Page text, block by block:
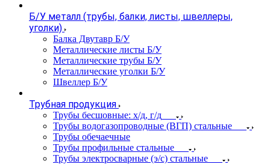
Б/У металл (трубы, балки, листы, швеллеры,
уголки)
Балка Двутавр Б/У
Металлические листы Б/У
Металлические трубы Б/У
Металлические уголки Б/У
Швеллер Б/У
Трубная продукция
Трубы бесшовные: х/д, г/д
Трубы водогазопроводные (ВГП) стальные
Трубы обечаечные
Трубы профильные стальные
Трубы электросварные (э/с) стальные